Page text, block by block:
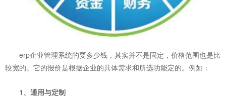
erp企业管理系统的要多少钱，其实并不是固定，价格范围也是比
较宽的。它的报价是根据企业的具体需求和所选功能定的。例如：
1、通用与定制